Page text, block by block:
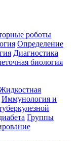
роботы
Определение
Диагностика
биология
Иммунология и
Группы